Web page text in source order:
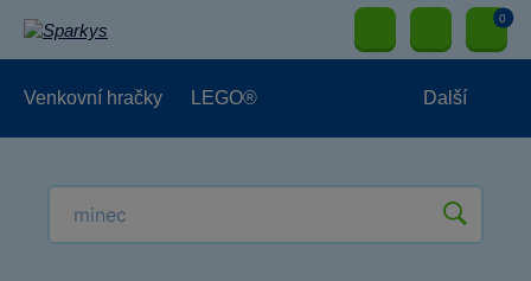
0
Venkovní hračky LEGO® Další